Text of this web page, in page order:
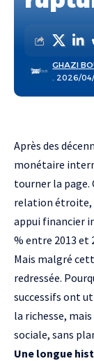
. 2026/04/
GHAZI
Après des
monétaire
tourner la page.
relation étroite,
appui financier
% entre 2013 et
Mais malgré
redressée.
successifs ont
la richesse,
sociale, sans
Une longue